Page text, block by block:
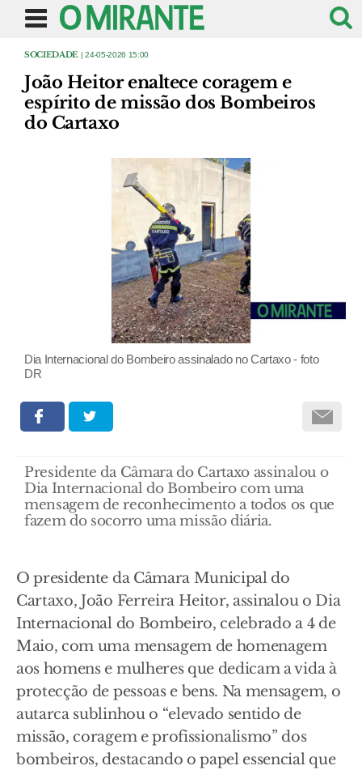
SOCIEDADE | 24-05-2026 15:00
João Heitor enaltece coragem e
espírito de missão dos Bombeiros
do Cartaxo
Dia Internacional do Bombeiro assinalado no Cartaxo - foto
DR
Presidente da Câmara do Cartaxo assinalou o
Dia Internacional do Bombeiro com uma
mensagem de reconhecimento a todos os que
fazem do socorro uma missão diária.
O presidente da Câmara Municipal do
Cartaxo, João Ferreira Heitor, assinalou o Dia
Internacional do Bombeiro, celebrado a 4 de
Maio, com uma mensagem de homenagem
aos homens e mulheres que dedicam a vida à
protecção de pessoas e bens. Na mensagem, o
autarca sublinhou o “elevado sentido de
missão, coragem e profissionalismo” dos
bombeiros, destacando o papel essencial que